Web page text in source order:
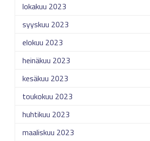
lokakuu 2023
syyskuu 2023
elokuu 2023
heinäkuu 2023
kesäkuu 2023
toukokuu 2023
huhtikuu 2023
maaliskuu 2023